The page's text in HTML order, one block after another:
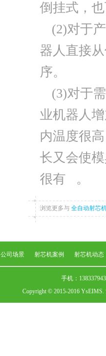
倒挂式，
(2)对于
器人直接
序。
(3)对于
业机器人
内温度很
长又会使
很有 。
浏览更多与 全自动射芯
公司场景 射芯机案例 射芯机动态
手机：
Copyright © 2015-2016